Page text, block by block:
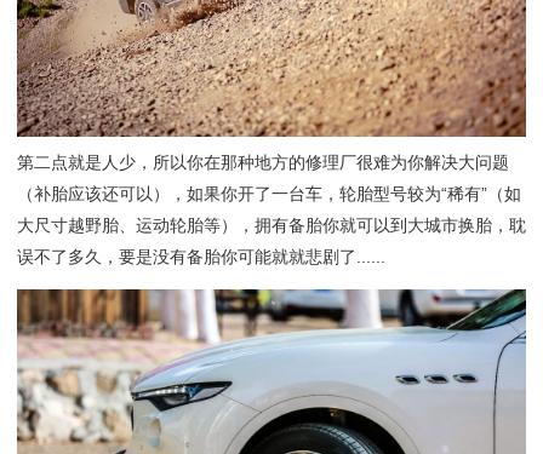
第二点就是人少，所以你在那种地方的修理厂很难为你解决大问题
（补胎应该还可以），如果你开了一台车，轮胎型号较为“稀有”（如
大尺寸越野胎、运动轮胎等），拥有备胎你就可以到大城市换胎，耽
误不了多久，要是没有备胎你可能就就悲剧了......